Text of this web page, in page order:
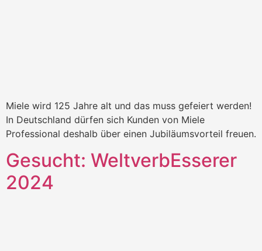
Miele wird 125 Jahre alt und das muss gefeiert werden!
In Deutschland dürfen sich Kunden von Miele
Professional deshalb über einen Jubiläumsvorteil freuen.
Gesucht: WeltverbEsserer
2024